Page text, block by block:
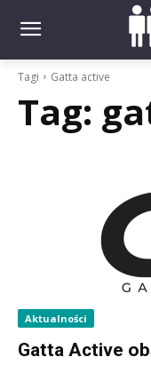
Tagi Gatta active
Tag:
Aktualności
Gatta Active